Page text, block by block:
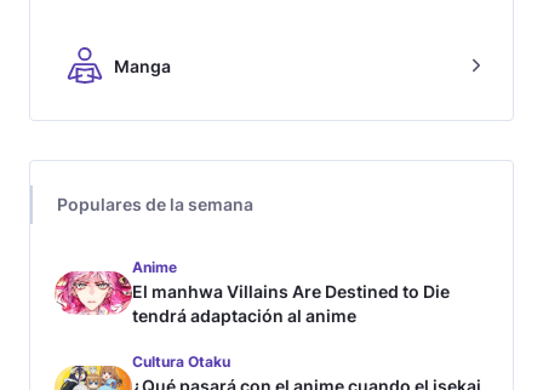
Manga
Populares de la semana
Anime
El manhwa Villains Are Destined to Die
tendrá adaptación al anime
Cultura Otaku